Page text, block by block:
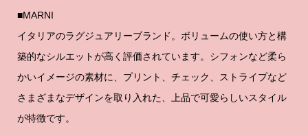
■MARNI
イタリアのラグジュアリーブランド。ボリュームの使い方と構
築的なシルエットが高く評価されています。シフォンなど柔ら
かいイメージの素材に、プリント、チェック、ストライプなど
さまざまなデザインを取り入れた、上品で可愛らしいスタイル
が特徴です。